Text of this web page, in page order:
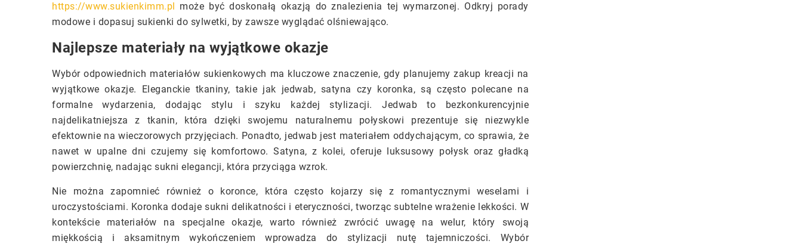
https://www.sukienkimm.pl
może być doskonałą okazją do znalezienia tej wymarzonej. Odkryj porady
modowe i dopasuj sukienki do sylwetki, by zawsze wyglądać olśniewająco.
Najlepsze materiały na wyjątkowe okazje
Wybór odpowiednich materiałów sukienkowych ma kluczowe znaczenie, gdy planujemy zakup kreacji na
wyjątkowe okazje. Eleganckie tkaniny, takie jak jedwab, satyna czy koronka, są często polecane na
formalne wydarzenia, dodając stylu i szyku każdej stylizacji. Jedwab to bezkonkurencyjnie
najdelikatniejsza z tkanin, która dzięki swojemu naturalnemu połyskowi prezentuje się niezwykle
efektownie na wieczorowych przyjęciach. Ponadto, jedwab jest materiałem oddychającym, co sprawia, że
nawet w upalne dni czujemy się komfortowo. Satyna, z kolei, oferuje luksusowy połysk oraz gładką
powierzchnię, nadając sukni elegancji, która przyciąga wzrok.
Nie można zapomnieć również o koronce, która często kojarzy się z romantycznymi weselami i
uroczystościami. Koronka dodaje sukni delikatności i eteryczności, tworząc subtelne wrażenie lekkości. W
kontekście materiałów na specjalne okazje, warto również zwrócić uwagę na welur, który swoją
miękkością i aksamitnym wykończeniem wprowadza do stylizacji nutę tajemniczości. Wybór